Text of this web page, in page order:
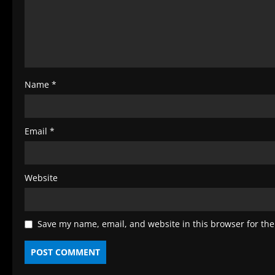
n
g
Name *
Email *
Website
Save my name, email, and website in this browser for